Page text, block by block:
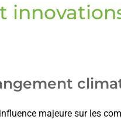
majeure sur les